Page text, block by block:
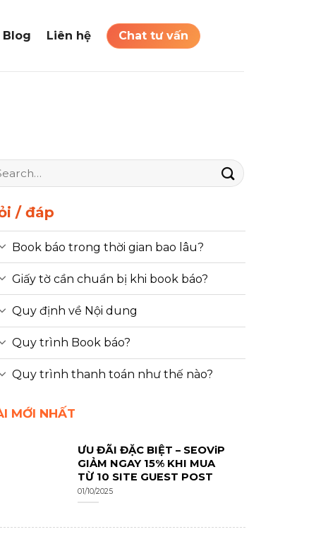
Blog Liên hệ Chat tư vấn
/ đáp
Book báo trong thời gian bao lâu?
Giấy tờ cần chuẩn bị khi book báo?
Quy định về Nội dung
Quy trình Book báo?
Quy trình thanh toán như thế nào?
MỚI NHẤT
ƯU ĐÃI ĐẶC BIỆT – SEOViP
GIẢM NGAY 15% KHI MUA
TỪ 10 SITE GUEST POST
01/10/2025